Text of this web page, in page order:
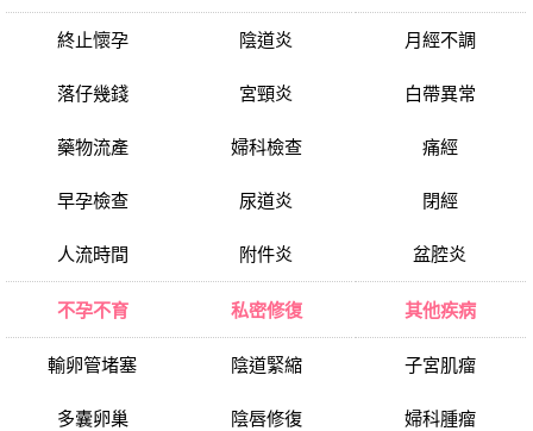
終止懷孕
落仔幾錢
藥物流產
早孕檢查
人流時間
陰道炎
宮頸炎
婦科檢查
尿道炎
附件炎
月經不調
白帶異常
痛經
閉經
盆腔炎
不孕不育
輸卵管堵塞
多囊卵巢
私密修復
陰道緊縮
陰唇修復
其他疾病
子宮肌瘤
婦科腫瘤